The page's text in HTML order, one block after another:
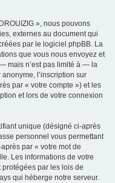
», nous pouvons
externes au document qui
par le logiciel phpBB. La
que vous nous envoyez et
mais n’est pas limité à — la
l’inscription sur
par « votre compte ») et les
et lors de votre connexion
unique (désigné ci-après
personnel vous permettant
par « votre mot de
Les informations de votre
protégées par les lois de
qui héberge notre serveur.